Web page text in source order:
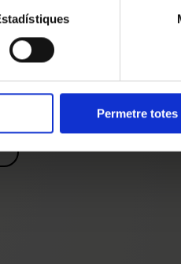
Permetre
la
Del 10 de març al